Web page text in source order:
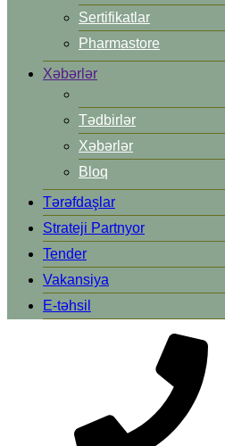
Sertifikatlar
Pharmastore
Xəbərlər
Tədbirlər
Xəbərlər
Bloq
Tərəfdaşlar
Strateji Partnyor
Tender
Vakansiya
E-təhsil